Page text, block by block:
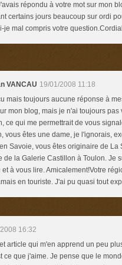
répondu à votre mot sur mon
certains jours beaucoup sur ordi
je mal compris votre
VANCAU 19/01/2008 11:18
mais toujours aucune réponse à
mon blog, mais je n'ai toujours
ce qui me permettrait de vous
vous êtes une dame, je l'ignorais,
Savoie, vous êtes originaire de
de la Galerie Castillon à Toulon. Je
et à vous lire. Amicalement!Votre
en touriste. J'ai pu quasi tout
16:32
article qui m'en apprend un peu
ce que j'aime. Je pense que le